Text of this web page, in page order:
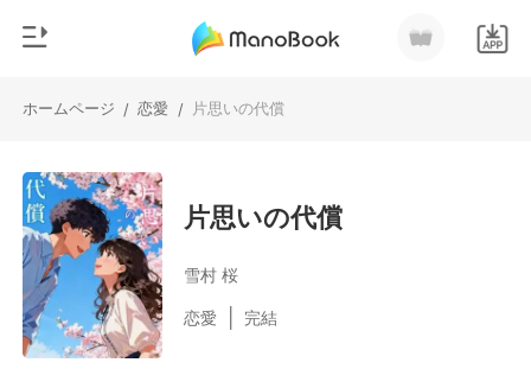
ホームページ / 恋愛 / 片思いの代償
チャージ
閲覧履歴
ログアウトします
ジャンル
都市
恋愛
人狼
片思いの代償
雪村 桜
恋愛 完結